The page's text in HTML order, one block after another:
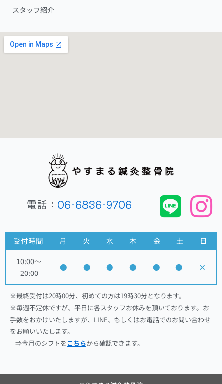
え
こ
と
―
スタッフ紹介
電話： 06-6836-9706
受付時間 月 火 水 木 金 土
日
10:00～
20:00
● ● ● ● ● ● ×
※最終受付は20時00分、初めての方は19時30分となります。
※毎週不定休ですが、平日に各スタッフお休みを頂いております。お
手数をおかけいたしますが、LINE、もしくはお電話でのお問い合わせ
をお願いいたします。
⇒今月のシフトをこちらから確認できます。